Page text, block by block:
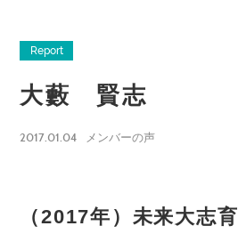
Report
大藪 賢志
2017.01.04 メンバーの声
（2017年）未来大志